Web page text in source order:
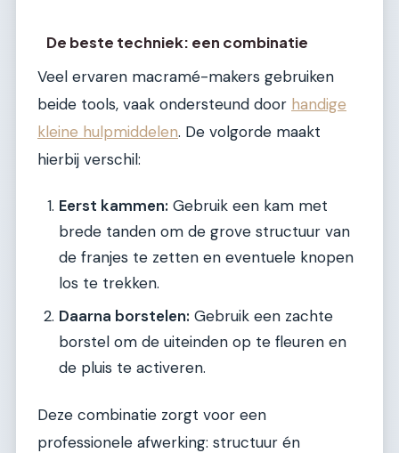
De beste techniek: een combinatie
Veel ervaren macramé-makers gebruiken
beide tools, vaak ondersteund door handige
kleine hulpmiddelen. De volgorde maakt
hierbij verschil:
Eerst kammen: Gebruik een kam met
brede tanden om de grove structuur van
de franjes te zetten en eventuele knopen
los te trekken.
Daarna borstelen: Gebruik een zachte
borstel om de uiteinden op te fleuren en
de pluis te activeren.
Deze combinatie zorgt voor een
professionele afwerking: structuur én